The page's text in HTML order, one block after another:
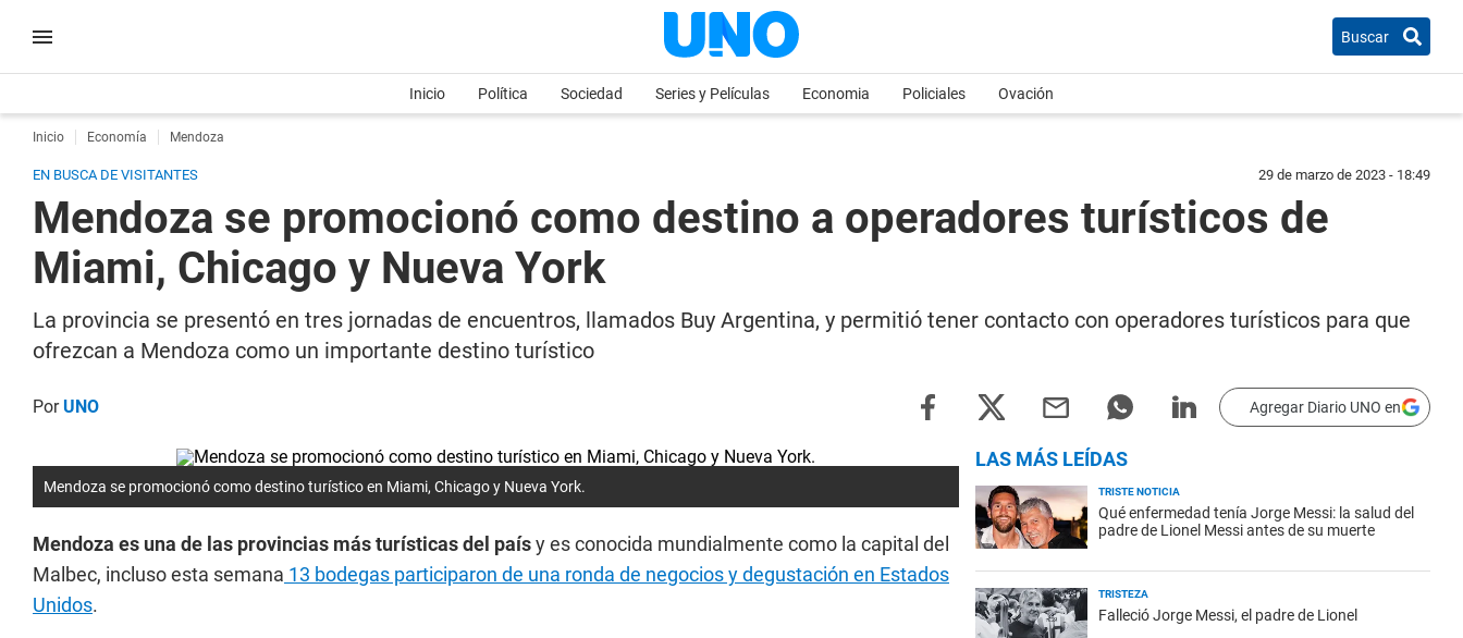
Buscar
Inicio Política Sociedad Series y Películas Economia Policiales Ovación
Inicio Economía Mendoza
EN BUSCA DE VISITANTES 29 de marzo de 2023 - 18:49
Mendoza se promocionó como destino a operadores turísticos de
Miami, Chicago y Nueva York
La provincia se presentó en tres jornadas de encuentros, llamados Buy Argentina, y permitió tener contacto con operadores turísticos para que
ofrezcan a Mendoza como un importante destino turístico
PorUNO Agregar Diario UNO en
Mendoza se promocionó como destino turístico en Miami, Chicago y Nueva York.
Mendoza es una de las provincias más turísticas del paísy es conocida mundialmente como la capital del
Malbec, incluso esta semana 13 bodegas participaron de una ronda de negocios y degustación en Estados
Unidos.
LAS MÁS LEÍDAS
TRISTE NOTICIA
Qué enfermedad tenía Jorge Messi: la salud del
padre de Lionel Messi antes de su muerte
TRISTEZA
Falleció Jorge Messi, el padre de Lionel